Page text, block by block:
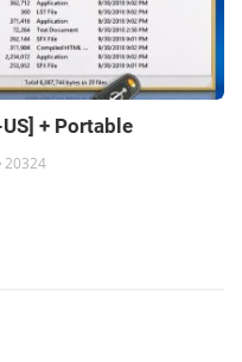
+ Portable
20324